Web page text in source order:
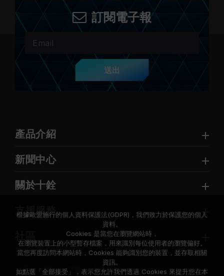
訂閱電子報
送出
產品介紹
新聞中心
關於十銓
支援服務
根據歐盟施行的個人資料保護法(GDPR)，我們致力於保護您的個人
資料。
Cookies 是當您在瀏覽網站時，
在瀏覽裝置上的小型暫存檔案，用來識別每位使用者的瀏覽偏好。
當您再度訪問本網站時，Cookies 能夠識別您的裝置，並存取相關
資訊。
如點選「全部接受」，表示您允許我們透過 Cookies 來提升您在本